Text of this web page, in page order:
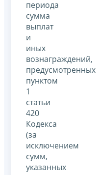
периода
сумма
выплат
и
иных
вознаграждений,
предусмотренных
пунктом
1
статьи
420
Кодекса
(за
исключением
сумм,
указанных